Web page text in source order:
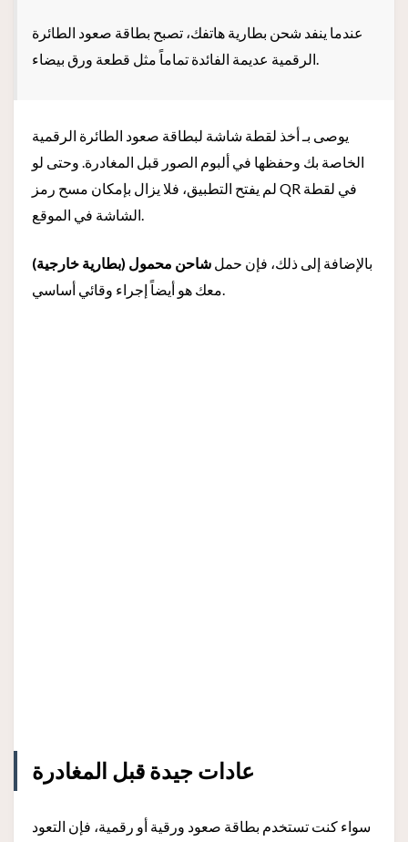
عندما ينفد شحن بطارية هاتفك، تصبح بطاقة صعود الطائرة
الرقمية عديمة الفائدة تماماً مثل قطعة ورق بيضاء.
يوصى بـ أخذ لقطة شاشة لبطاقة صعود الطائرة الرقمية
الخاصة بك وحفظها في ألبوم الصور قبل المغادرة. وحتى لو
لم يفتح التطبيق، فلا يزال بإمكان مسح رمز QR في لقطة
الشاشة في الموقع.
بالإضافة إلى ذلك، فإن حمل شاحن محمول (بطارية خارجية)
معك هو أيضاً إجراء وقائي أساسي.
عادات جيدة قبل المغادرة
سواء كنت تستخدم بطاقة صعود ورقية أو رقمية، فإن التعود